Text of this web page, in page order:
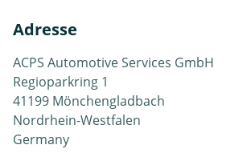
Adresse
ACPS Automotive Services GmbH
Regioparkring 1
41199 Mönchengladbach
Nordrhein-Westfalen
Germany